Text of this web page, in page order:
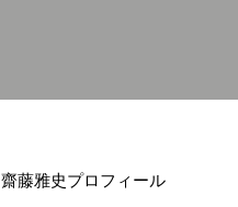
齋藤雅史プロフィール